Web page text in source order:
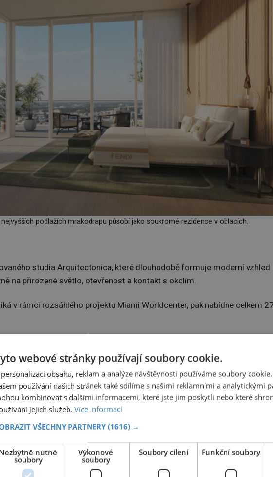
podlažích mrakodrapu působí jako soukromé rezidence v oblacích.
studia Arquitectonica, které dlouhodobě formuje moderní vzhled
na přirozené světlo, otevřenost a kontakt s okolím.
v rámci rozsáhlého projektu Miami Worldcenter, pak nabídne celkem
webové stránky používají soubory cookie.
personalizaci obsahu, reklam a analýze návštěvnosti používáme soubory
používání našich stránek také sdílíme s našimi reklamními a analytickými
kombinovat s dalšími informacemi, které jste jim poskytli nebo které
jejich služeb. Více informací
VŠECHNY PARTNERY (1616) →
Nezbytně nutné
soubory
Výkonové
soubory
Soubory cílení Funkční soubory